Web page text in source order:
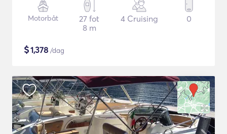
Motorbåt
27 fot
8 m
4 Cruising 0
$1,378 /dag